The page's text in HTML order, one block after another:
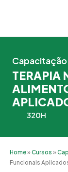
Capacitação
TERAPIA
320H
Home»Cursos »
Funcionais